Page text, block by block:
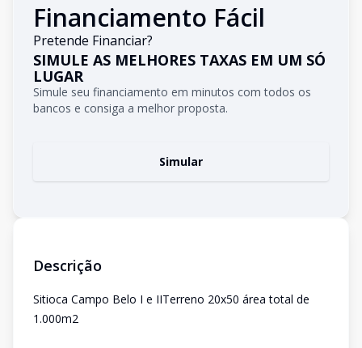
Financiamento Fácil
Pretende Financiar?
SIMULE AS MELHORES TAXAS EM UM SÓ
LUGAR
Simule seu financiamento em minutos com todos os
bancos e consiga a melhor proposta.
Simular
Descrição
Sitioca Campo Belo I e IITerreno 20x50 área total de
1.000m2